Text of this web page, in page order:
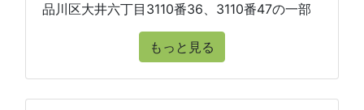
品川区大井六丁目3110番36、3110番47の一部
もっと見る